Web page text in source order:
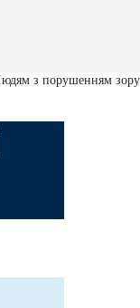
з порушенням зору